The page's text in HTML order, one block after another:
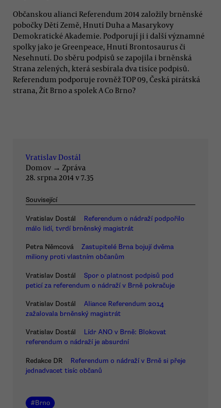
Občanskou alianci Referendum 2014 založily brněnské
pobočky Dětí Země, Hnutí Duha a Masarykovy
Demokratické Akademie. Podporují ji i další významné
spolky jako je Greenpeace, Hnutí Brontosaurus či
Nesehnutí. Do sběru podpisů se zapojila i brněnská
Strana zelených, která sesbírala dva tisíce podpisů.
Referendum podporuje rovněž TOP 09, Česká pirátská
strana, Žít Brno a spolek A Co Brno?
Vratislav Dostál
Domov → Zpráva
28. srpna 2014 v 7.35
Související
Vratislav Dostál
Referendum o nádraží podpořilo
málo lidí, tvrdí brněnský magistrát
Petra Němcová
Zastupitelé Brna bojují dvěma
miliony proti vlastním občanům
Vratislav Dostál
Spor o platnost podpisů pod
peticí za referendum o nádraží v Brně pokračuje
Vratislav Dostál
Aliance Referendum 2014
zažalovala brněnský magistrát
Vratislav Dostál
Lídr ANO v Brně: Blokovat
referendum o nádraží je absurdní
Redakce DR
Referendum o nádraží v Brně si přeje
jednadvacet tisíc občanů
#Brno